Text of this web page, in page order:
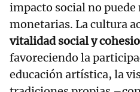
impacto social no
monetarias. La cultura
vitalidad social y
favoreciendo la
educación artística, la